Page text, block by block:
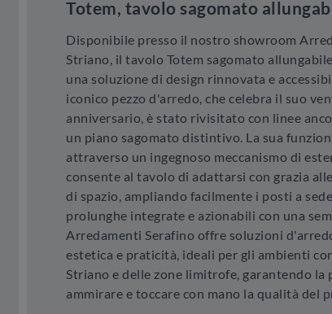
Totem, tavolo sagomato
Disponibile presso il nostro showroom
Striano, il tavolo Totem sagomato
una soluzione di design rinnovata e
iconico pezzo d'arredo, che celebra il suo
anniversario, è stato rivisitato con linee
un piano sagomato distintivo. La sua
attraverso un ingegnoso meccanismo di
consente al tavolo di adattarsi con grazia
di spazio, ampliando facilmente i posti a
prolunghe integrate e azionabili con una
Arredamenti Serafino offre soluzioni
estetica e praticità, ideali per gli ambienti
Striano e delle zone limitrofe, garantendo la
ammirare e toccare con mano la qualità del